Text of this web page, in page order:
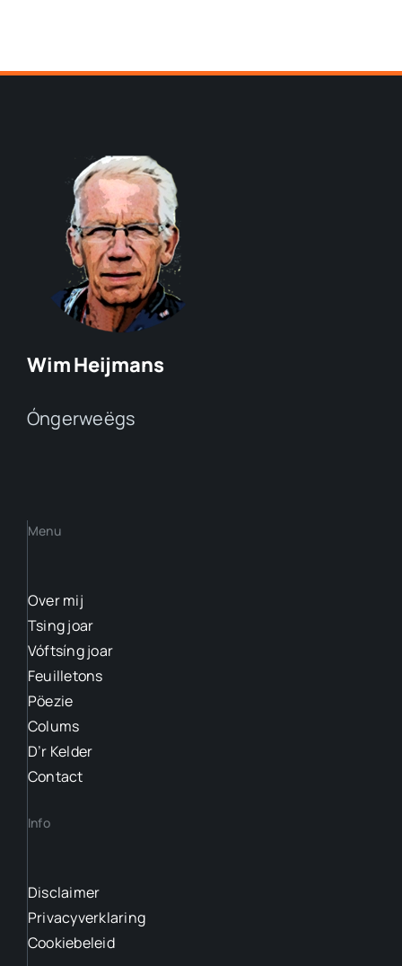
Wim Heijmans
Óngerweëgs
Menu
Over mij
Tsing joar
Vóftsíng joar
Feuilletons
Pöezie
Colums
D’r Kelder
Contact
Info
Disclaimer
Privacyverklaring
Cookiebeleid